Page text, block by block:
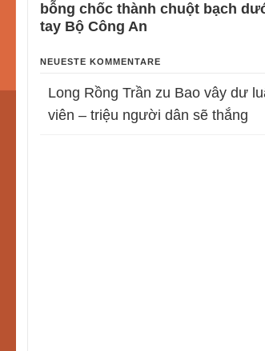
bỗng chốc thành chuột bạch
tay Bộ Công An
NEUESTE KOMMENTARE
Long Rồng Trần zu Bao vây dư
viên – triệu người dân sẽ thắng